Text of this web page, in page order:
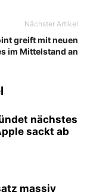
Nächster Artikel
greift mit neuen
im Mittelstand an
nächstes
sackt ab
massiv